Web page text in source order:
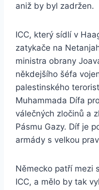
aniž by byl zadržen.
ICC, který sídlí v
zatykače na
ministra obrany
někdejšího šéfa
palestinského
Muhammada Dífa
válečných zločinů a
Pásmu Gazy. Díf je
armády s velkou
Německo patří mezi
ICC, a mělo by tak